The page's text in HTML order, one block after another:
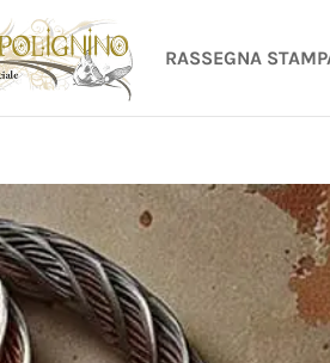
RASSEGNA